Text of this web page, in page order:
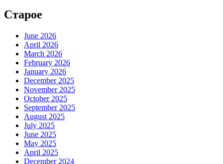
Старое
June 2026
April 2026
March 2026
February 2026
January 2026
December 2025
November 2025
October 2025
September 2025
August 2025
July 2025
June 2025
May 2025
April 2025
December 2024